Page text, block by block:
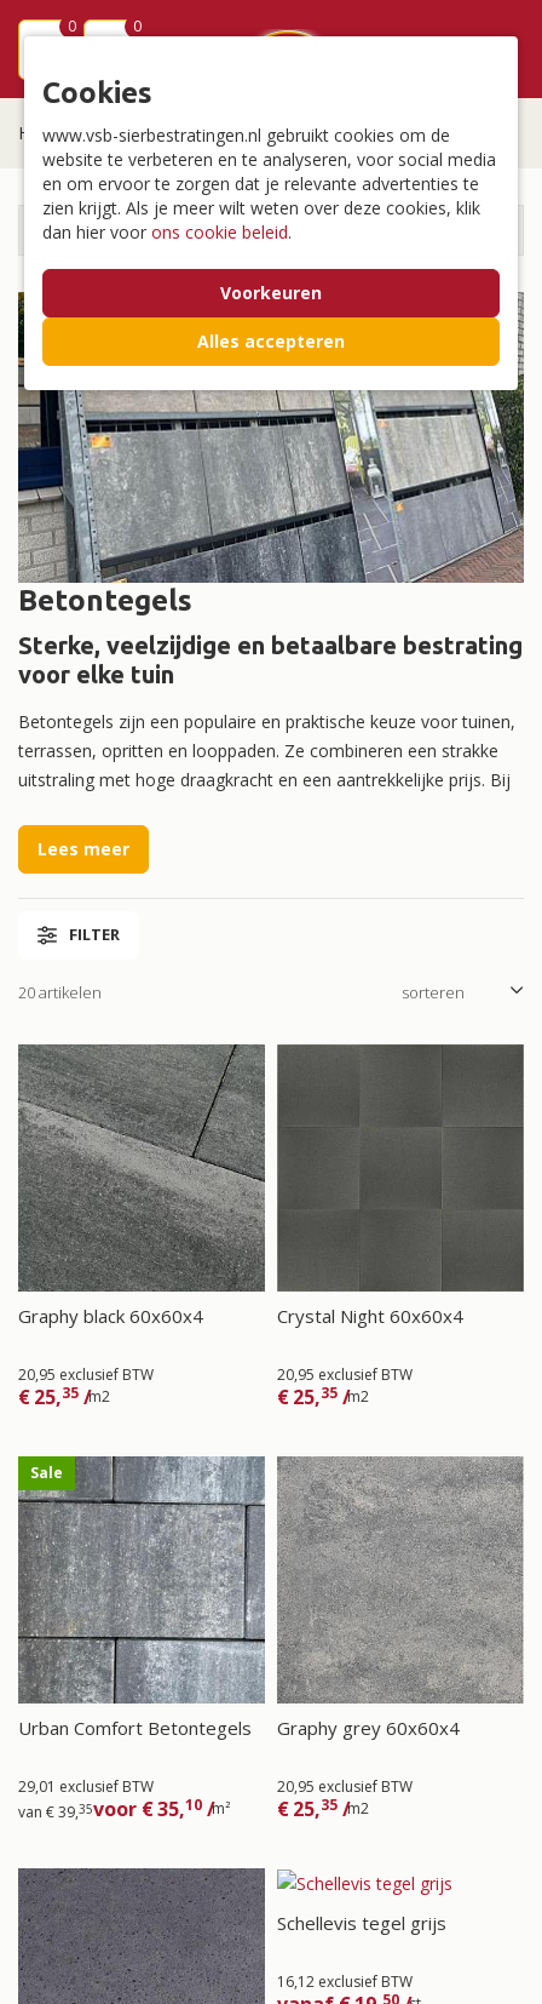
0
0
Home / Tegels / Betontegels
Tegels
Betontegels
Sterke, veelzijdige en betaalbare bestrating
voor elke tuin
Betontegels zijn een populaire en praktische keuze voor tuinen,
terrassen, opritten en looppaden. Ze combineren een strakke
uitstraling met hoge draagkracht en een aantrekkelijke prijs. Bij
betontegels in diverse formaten, kleuren en afwerkingen,
geschikt voor zowel moderne als klassieke buitenruimtes.
Of u nu een ruim terras wilt aanleggen, een oprit wilt bestraten
of een tuinpad wilt creëren: met betontegels kiest u voor
Lees meer
FILTER
20 artikelen
Graphy black 60x60x4
20,95 exclusief BTW
€25,35 /m2
Crystal Night 60x60x4
20,95 exclusief BTW
€25,35 /m2
Sale
Urban Comfort Betontegels
29,01 exclusief BTW
van €39,35voor €35,10 /m²
Graphy grey 60x60x4
20,95 exclusief BTW
€25,35 /m2
Schellevis tegel grijs
16,12 exclusief BTW
50
Cookies
www.vsb-sierbestratingen.nl gebruikt cookies om de
website te verbeteren en te analyseren, voor social media
en om ervoor te zorgen dat je relevante advertenties te
zien krijgt. Als je meer wilt weten over deze cookies, klik
dan hier voor ons cookie beleid.
Voorkeuren
Alles accepteren